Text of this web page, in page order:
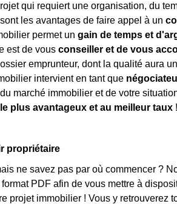
qui requiert une organisation, du
les avantages de faire appel à un
permet un gain de temps et
est de vous conseiller et de vous
emprunteur, dont la qualité aura
intervient en tant que
marché immobilier et de votre
plus avantageux et au meilleur taux
propriétaire
ne savez pas par où commencer ?
PDF afin de vous mettre à
projet immobilier ! Vous y retrouverez